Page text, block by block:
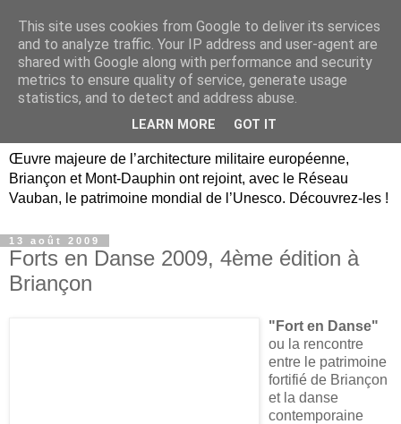
Briançon, Mont-Dauphin,
Vauban Unesco Hautes-
Œuvre majeure de l’architecture militaire européenne,
Briançon et Mont-Dauphin ont rejoint, avec le Réseau
Vauban, le patrimoine mondial de l’Unesco. Découvrez-les !
13 août 2009
Forts en Danse 2009, 4ème édition à
Briançon
"Fort en Danse"
ou la rencontre
entre le patrimoine
fortifié de Briançon
et la danse
contemporaine
This site uses cookies from Google to deliver its services
and to analyze traffic. Your IP address and user-agent are
shared with Google along with performance and security
metrics to ensure quality of service, generate usage
statistics, and to detect and address abuse.
LEARN MORE GOT IT